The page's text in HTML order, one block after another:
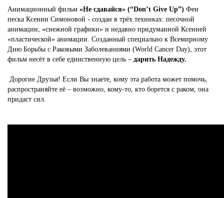
Анимационный фильм «Не сдавайся» (“Don’t Give Up”) Феи
песка Ксении Симоновой - создан в трёх техниках: песочной
анимации, «снежной графики» и недавно придуманной Ксенией
«пластической» анимации. Созданный специально к Всемирному
Дню Борьбы с Раковыми Заболеваниями (World Cancer Day), этот
фильм несёт в себе единственную цель – дарить Надежду.
Дорогие Друзья! Если Вы знаете, кому эта работа может помочь,
распространяйте её – возможно, кому-то, кто борется с раком, она
придаст сил.